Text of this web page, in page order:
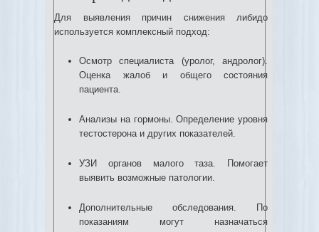
Для выявления причин снижения либидо
используется комплексный подход:
Осмотр специалиста (уролог, андролог).
Оценка жалоб и общего состояния
пациента.
Анализы на гормоны. Определение уровня
тестостерона и других показателей.
УЗИ органов малого таза. Помогает
выявить возможные патологии.
Дополнительные обследования. По
показаниям могут назначаться